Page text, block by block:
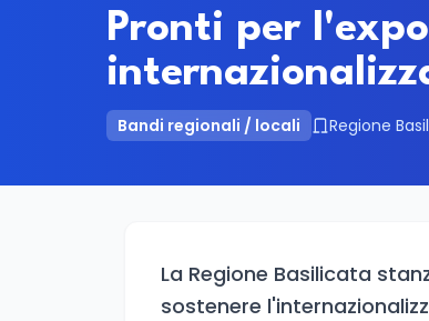
Pronti per
Bandi regionali / locali Regione
La Regione Basilicata
sostenere